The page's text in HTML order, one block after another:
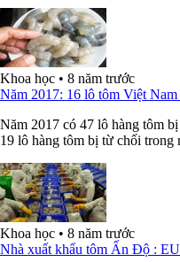
Khoa học • 8 năm trước
Năm 2017: 16 lô tôm Việt
Năm 2017 có 47 lô hàng tôm
19 lô hàng tôm bị từ chối trong
Khoa học • 8 năm trước
Nhà xuất khẩu tôm Ấn Độ :